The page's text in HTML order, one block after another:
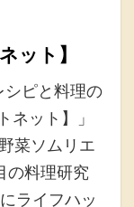
ット】
シピと料理の
ネット】」
菜ソムリエ
の料理研究
ライフハッ